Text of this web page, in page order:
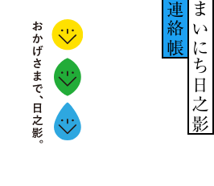
まいにち日之影
連絡帳